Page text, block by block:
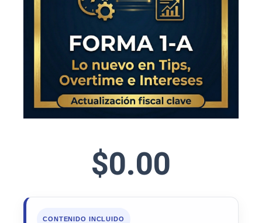
$0.00
CONTENIDO INCLUIDO